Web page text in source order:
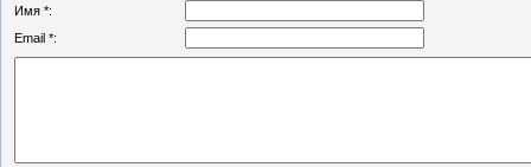
Имя *:
Email *: